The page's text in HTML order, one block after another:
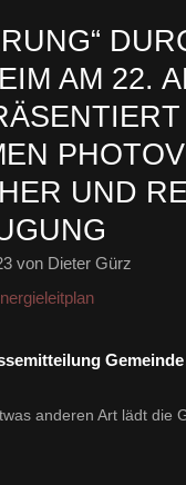
AM 22.
UND
von Dieter Gürz
anderen Art lädt die